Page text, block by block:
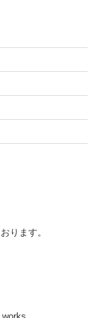
ります。